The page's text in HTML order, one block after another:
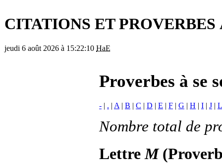
CITATIONS ET PROVERBES
jeudi 6 août 2026 à 15:22:10 HaE
Proverbes à se
- | . | A | B | C | D | E | F | G | H | I | J | L
Nombre total de
Lettre M(